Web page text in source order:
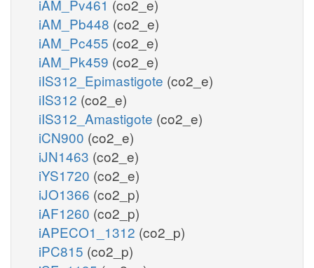
iAM_Pv461 (co2_e)
iAM_Pb448 (co2_e)
iAM_Pc455 (co2_e)
iAM_Pk459 (co2_e)
iIS312_Epimastigote (co2_e)
iIS312 (co2_e)
iIS312_Amastigote (co2_e)
iCN900 (co2_e)
iJN1463 (co2_e)
iYS1720 (co2_e)
iJO1366 (co2_p)
iAF1260 (co2_p)
iAPECO1_1312 (co2_p)
iPC815 (co2_p)